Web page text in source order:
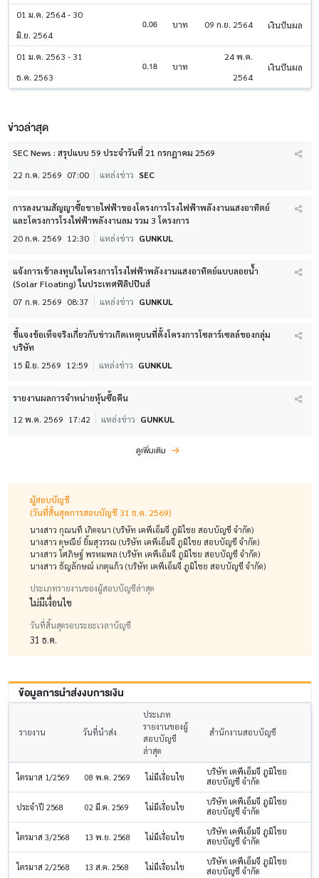
01 ม.ค. 2564 - 30
มิ.ย. 2564
0.06 บาท 09 ก.ย. 2564 เงินปันผล
01 ม.ค. 2563 - 31
ธ.ค. 2563
0.18 บาท
24 พ.ค.
2564
เงินปันผล
ข่าวล่าสุด
SEC News : สรุปแบบ 59 ประจำวันที่ 21 กรกฎาคม 2569
22 ก.ค. 2569 07:00 แหล่งข่าว SEC
การลงนามสัญญาซื้อขายไฟฟ้าของโครงการโรงไฟฟ้าพลังงานแสงอาทิตย์
และโครงการโรงไฟฟ้าพลังงานลม รวม 3 โครงการ
20 ก.ค. 2569 12:30 แหล่งข่าว GUNKUL
แจ้งการเข้าลงทุนในโครงการโรงไฟฟ้าพลังงานแสงอาทิตย์แบบลอยน้ำ
(Solar Floating) ในประเทศฟิลิปปินส์
07 ก.ค. 2569 08:37 แหล่งข่าว GUNKUL
ชี้แจงข้อเท็จจริงเกี่ยวกับข่าวเกิดเหตุบนที่ตั้งโครงการโซลาร์เซลล์ของกลุ่ม
บริษัท
15 มิ.ย. 2569 12:59 แหล่งข่าว GUNKUL
รายงานผลการจำหน่ายหุ้นซื้อคืน
12 พ.ค. 2569 17:42 แหล่งข่าว GUNKUL
ดูเพิ่มเติม
ผู้สอบบัญชี
(วันที่สิ้นสุดการสอบบัญชี 31 ธ.ค. 2569)
นางสาว กุณนที เกิดจนา (บริษัท เคพีเอ็มจี ภูมิไชย สอบบัญชี จำกัด)
นางสาว ดุษณีย์ ยิ้มสุวรรณ (บริษัท เคพีเอ็มจี ภูมิไชย สอบบัญชี จำกัด)
นางสาว โศภิษฐ์ พรหมพล (บริษัท เคพีเอ็มจี ภูมิไชย สอบบัญชี จำกัด)
นางสาว ธัญลักษณ์ เกตุแก้ว (บริษัท เคพีเอ็มจี ภูมิไชย สอบบัญชี จำกัด)
ประเภทรายงานของผู้สอบบัญชีล่าสุด
ไม่มีเงื่อนไข
วันที่สิ้นสุดรอบระยะเวลาบัญชี
31 ธ.ค.
ข้อมูลการนำส่งงบการเงิน
รายงาน วันที่นำส่ง
ประเภท
รายงานของผู้
สอบบัญชี
ล่าสุด
สำนักงานสอบบัญชี
ไตรมาส 1/2569 08 พ.ค. 2569 ไม่มีเงื่อนไข
บริษัท เคพีเอ็มจี ภูมิไชย
สอบบัญชี จำกัด
ประจำปี 2568 02 มี.ค. 2569 ไม่มีเงื่อนไข
บริษัท เคพีเอ็มจี ภูมิไชย
สอบบัญชี จำกัด
ไตรมาส 3/2568 13 พ.ย. 2568 ไม่มีเงื่อนไข
บริษัท เคพีเอ็มจี ภูมิไชย
สอบบัญชี จำกัด
ไตรมาส 2/2568 13 ส.ค. 2568 ไม่มีเงื่อนไข
บริษัท เคพีเอ็มจี ภูมิไชย
สอบบัญชี จำกัด